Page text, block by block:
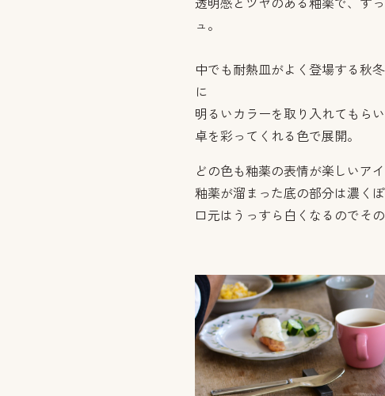
透明感とツヤのある釉薬で、す
ュ。
中でも耐熱皿がよく登場する秋
に
明るいカラーを取り入れてもら
卓を彩ってくれる色で展開。
どの色も釉薬の表情が楽しいアイ
釉薬が溜まった底の部分は濃くぽ
口元はうっすら白くなるのでそ